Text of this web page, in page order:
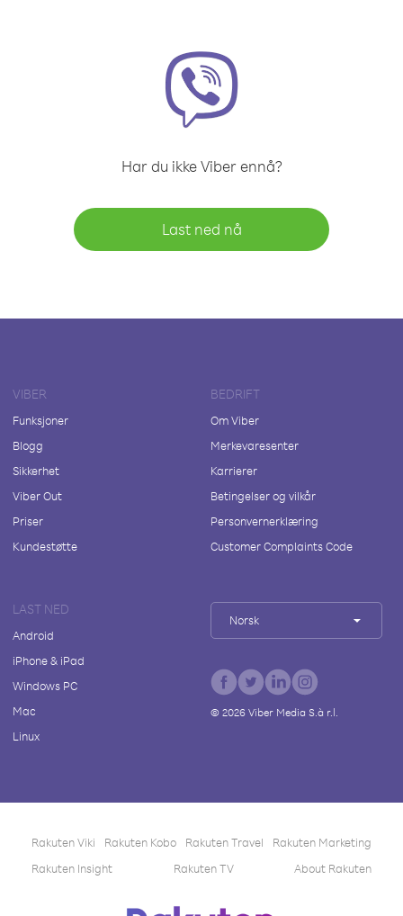
Har du ikke Viber ennå?
Last ned nå
VIBER
Funksjoner
Blogg
Sikkerhet
Viber Out
Priser
Kundestøtte
BEDRIFT
Om Viber
Merkevaresenter
Karrierer
Betingelser og vilkår
Personvernerklæring
Customer Complaints Code
LAST NED
Android
iPhone & iPad
Windows PC
Mac
Linux
Norsk
© 2026Viber Media S.à r.l.
Rakuten Viki Rakuten Kobo Rakuten Travel
Rakuten Marketing
Rakuten Insight
Rakuten TV About Rakuten